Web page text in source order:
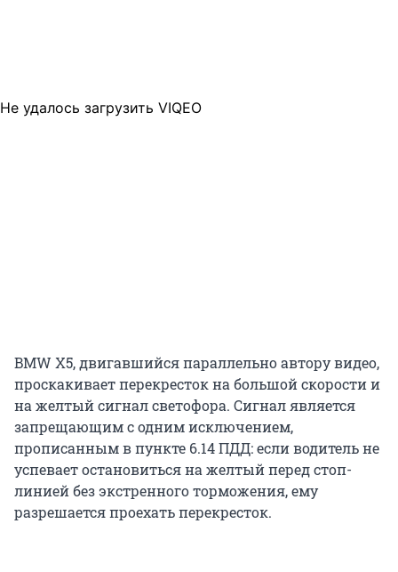
Не удалось загрузить VIQEO
BMW X5, двигавшийся параллельно автору видео,
проскакивает перекресток на большой скорости и
на желтый сигнал светофора. Сигнал является
запрещающим с одним исключением,
прописанным в пункте 6.14 ПДД: если водитель не
успевает остановиться на желтый перед стоп-
линией без экстренного торможения, ему
разрешается проехать перекресток.